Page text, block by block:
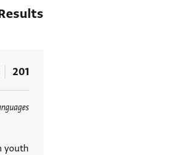
201
youth
תגים